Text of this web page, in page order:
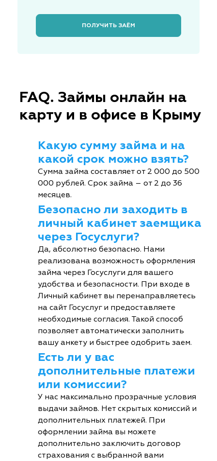
ПОЛУЧИТЬ ЗАЁМ
FAQ. Займы онлайн на
карту и в офисе в Крыму
Какую сумму займа и на
какой срок можно взять?
Сумма займа составляет от 2 000 до 500
000 рублей. Срок займа – от 2 до 36
месяцев.
Безопасно ли заходить в
личный кабинет заемщика
через Госуслуги?
Да, абсолютно безопасно. Нами
реализована возможность оформления
займа через Госуслуги для вашего
удобства и безопасности. При входе в
Личный кабинет вы перенаправляетесь
на сайт Госуслуг и предоставляете
необходимые согласия. Такой способ
позволяет автоматически заполнить
вашу анкету и быстрее одобрить заем.
Есть ли у вас
дополнительные платежи
или комиссии?
У нас максимально прозрачные условия
выдачи займов. Нет скрытых комиссий и
дополнительных платежей. При
оформлении займа вы можете
дополнительно заключить договор
страхования с выбранной вами